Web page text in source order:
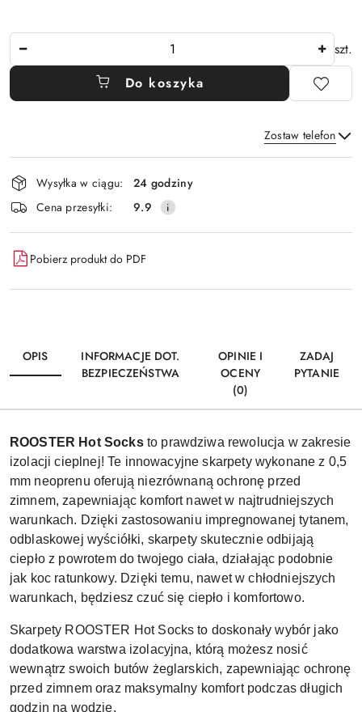
szt.
Do koszyka
Zostaw telefon
Wyślij
Dostępność
i
dostawa
Wysyłka w ciągu:
24 godziny
Cena przesyłki:
9.9
Pobierz produkt do PDF
OPIS
INFORMACJE DOT.
BEZPIECZEŃSTWA
OPINIE I
OCENY
(0)
ZADAJ
PYTANIE
ROOSTER Hot Socksto prawdziwa rewolucja w zakresie
izolacji cieplnej! Te innowacyjne skarpety wykonane z 0,5
mm neoprenu oferują niezrównaną ochronę przed
zimnem, zapewniając komfort nawet w najtrudniejszych
warunkach. Dzięki zastosowaniu impregnowanej tytanem,
odblaskowej wyściółki, skarpety skutecznie odbijają
ciepło z powrotem do twojego ciała, działając podobnie
jak koc ratunkowy. Dzięki temu, nawet w chłodniejszych
warunkach, będziesz czuć się ciepło i komfortowo.
Skarpety ROOSTER Hot Socks to doskonały wybór jako
dodatkowa warstwa izolacyjna, którą możesz nosić
wewnątrz swoich butów żeglarskich, zapewniając ochronę
przed zimnem oraz maksymalny komfort podczas długich
godzin na wodzie.